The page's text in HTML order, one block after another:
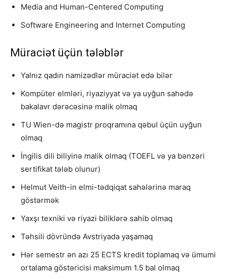
Media and Human-Centered Computing
Software Engineering and Internet Computing
Müraciət üçün tələblər
Yalnız qadın namizədlər müraciət edə bilər
Kompüter elmləri, riyaziyyat və ya uyğun sahədə
bakalavr dərəcəsinə malik olmaq
TU Wien-də magistr proqramına qəbul üçün uyğun
olmaq
İngilis dili biliyinə malik olmaq (TOEFL və ya bənzəri
sertifikat tələb olunur)
Helmut Veith-in elmi-tədqiqat sahələrinə maraq
göstərmək
Yaxşı texniki və riyazi biliklərə sahib olmaq
Təhsili dövründə Avstriyada yaşamaq
Hər semestr ən azı 25 ECTS kredit toplamaq və ümumi
ortalama göstəricisi maksimum 1.5 bal olmaq